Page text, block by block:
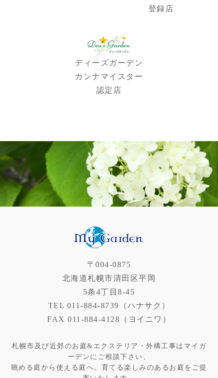
登録店
ディーズガーデン
カンナマイスター
認定店
〒004-0875
北海道札幌市清田区平岡
5条4丁目8-45
TEL 011-884-8739（ハナサク）
FAX 011-884-4128（ヨイニワ）
札幌市及び近郊のお庭&エクステリア・外構工事はマイガ
ーデンにご相談下さい。
眺める庭から使える庭へ。育てる楽しみのあるお庭をご提